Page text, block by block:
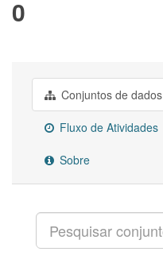
0
Conjuntos de dados
Fluxo de Atividades
Sobre